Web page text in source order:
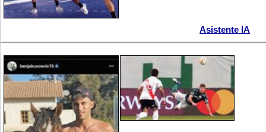
Asistente IA